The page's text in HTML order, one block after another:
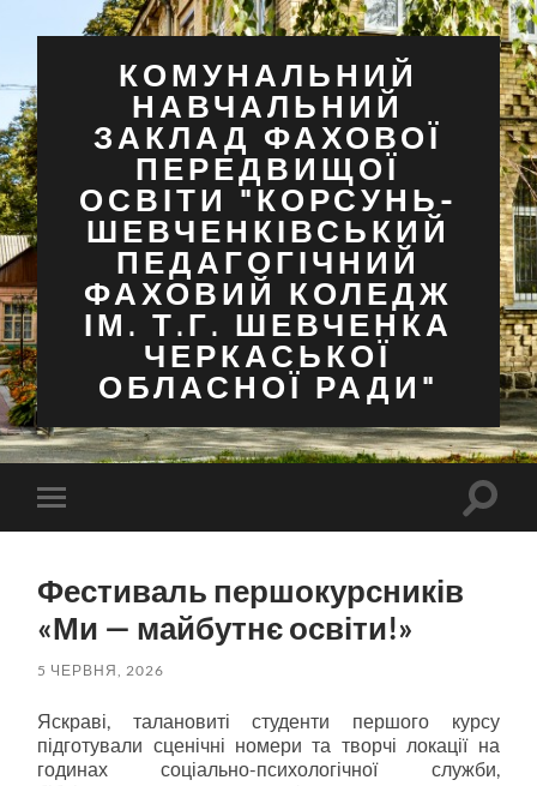
КОМУНАЛЬНИЙ
НАВЧАЛЬНИЙ
ЗАКЛАД ФАХОВОЇ
ПЕРЕДВИЩОЇ
ОСВІТИ "КОРСУНЬ-
ШЕВЧЕНКІВСЬКИЙ
ПЕДАГОГІЧНИЙ
ФАХОВИЙ КОЛЕДЖ
ІМ. Т.Г. ШЕВЧЕНКА
ЧЕРКАСЬКОЇ
ОБЛАСНОЇ РАДИ"
Перемкнути
мобільне
Фестиваль першокурсників
«Ми — майбутнє освіти!»
5 ЧЕРВНЯ, 2026
Яскраві, талановиті студенти першого курсу
підготували сценічні номери та творчі локації на
годинах соціально-психологічної служби,